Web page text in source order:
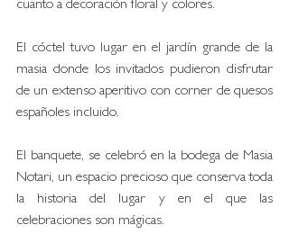
cuanto a decoración floral y colores.
El cóctel tuvo lugar en el jardín grande de la
masia donde los invitados pudieron disfrutar
de un extenso aperitivo con corner de quesos
españoles incluido.
El banquete, se celebró en la bodega de Masia
Notari, un espacio precioso que conserva toda
la historia del lugar y en el que las
celebraciones son mágicas.